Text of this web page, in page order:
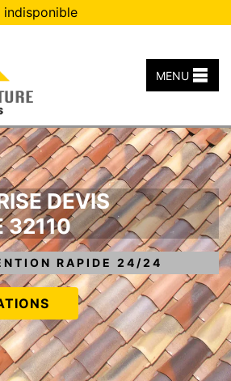
indisponible
MENU
DEVIS
32110
RAPIDE 24/24